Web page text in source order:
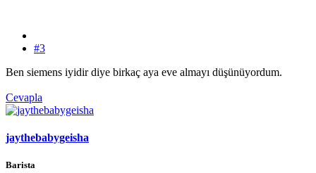
#3
Ben siemens iyidir diye birkaç aya eve almayı düşünüyordum.
Cevapla
jaythebabygeisha
Barista